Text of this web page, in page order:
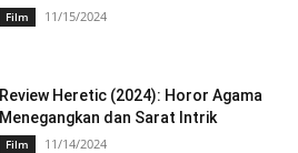
Film 11/15/2024
Review Heretic (2024): Horor Agama
Menegangkan dan Sarat Intrik
Film 11/14/2024